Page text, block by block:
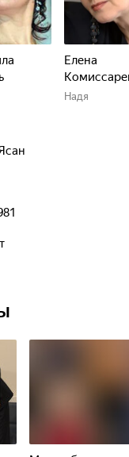
Елена
Надя